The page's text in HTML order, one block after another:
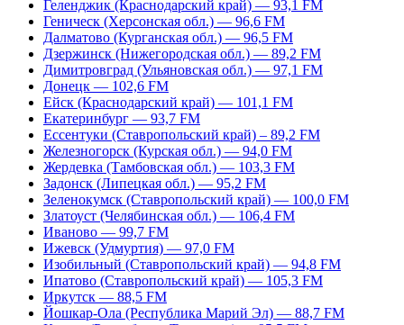
Геленджик (Краснодарский край) — 93,1 FM
Геническ (Херсонская обл.) — 96,6 FM
Далматово (Курганская обл.) — 96,5 FM
Дзержинск (Нижегородская обл.) — 89,2 FM
Димитровград (Ульяновская обл.) — 97,1 FM
Донецк — 102,6 FM
Ейск (Краснодарский край) — 101,1 FM
Екатеринбург — 93,7 FM
Ессентуки (Ставропольский край) – 89,2 FM
Железногорск (Курская обл.) — 94,0 FM
Жердевка (Тамбовская обл.) — 103,3 FM
Задонск (Липецкая обл.) — 95,2 FM
Зеленокумск (Ставропольский край) — 100,0 FM
Златоуст (Челябинская обл.) — 106,4 FM
Иваново — 99,7 FM
Ижевск (Удмуртия) — 97,0 FM
Изобильный (Ставропольский край) — 94,8 FM
Ипатово (Ставропольский край) — 105,3 FM
Иркутск — 88,5 FM
Йошкар-Ола (Республика Марий Эл) — 88,7 FM